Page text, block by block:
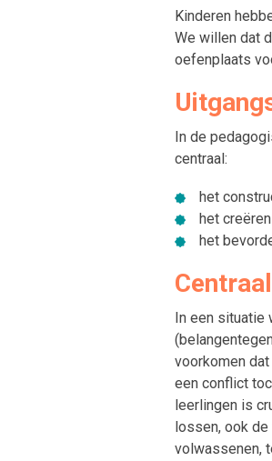
Kinderen
We willen dat
oefenplaats
In de
centraal:
het
het
het
In een situatie
voorkomen
een conflict
leerlingen is
lossen, ook
volwassenen,